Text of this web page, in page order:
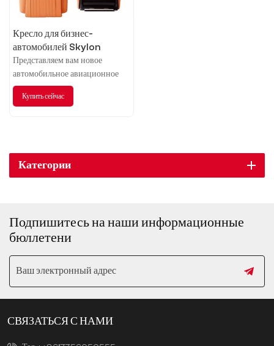
Кресло для бизнес-
автомобилей Skylon
Представляем вам новое
автомобильное авиационное
кресло, которое сделает ваш
опыт вождения совершенно
Купить сейчас
Категории
Подпишитесь на наши информационные
бюллетени
СВЯЗАТЬСЯ С НАМИ